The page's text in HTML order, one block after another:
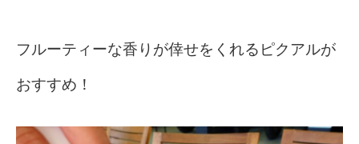
フルーティーな香りが倖せをくれるピクアルが
おすすめ！